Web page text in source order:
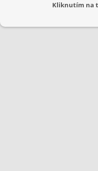
Kliknutím na